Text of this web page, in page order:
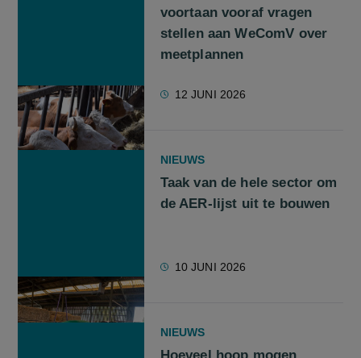
voortaan vooraf vragen
stellen aan WeComV over
meetplannen
12 JUNI 2026
NIEUWS
Taak van de hele sector om
de AER-lijst uit te bouwen
10 JUNI 2026
NIEUWS
Hoeveel hoop mogen